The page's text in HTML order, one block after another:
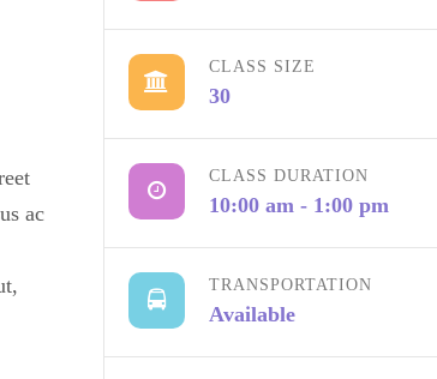
ac
CLASS SIZE
30
CLASS DURATION
10:00 am - 1:00 pm
TRANSPORTATION
Available